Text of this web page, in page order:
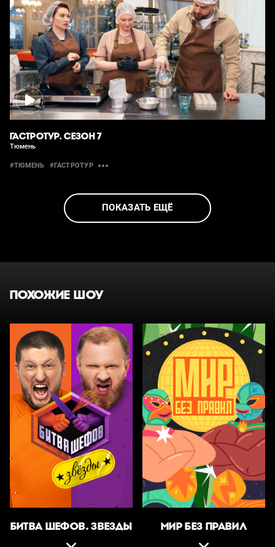
ГАСТРОТУР. СЕЗОН 7
Тюмень
#ТЮМЕНЬ #ГАСТРОТУР
ПОКАЗАТЬ ЕЩЁ
ПОХОЖИЕ ШОУ
БИТВА ШЕФОВ. ЗВЕЗДЫ МИР БЕЗ ПРАВИЛ